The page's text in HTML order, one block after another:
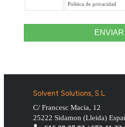
Política de privacidad
ENVIAR
Solvent Solutions, S.L.
C/ Francesc Macia, 12
25222 Sidamon (Lleida)